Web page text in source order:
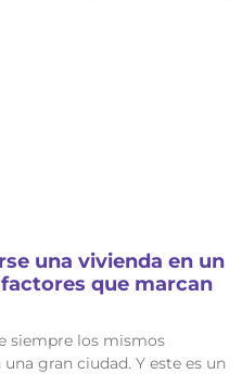
una vivienda en un
que marcan
siempre los mismos
gran ciudad. Y este es un